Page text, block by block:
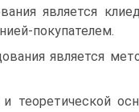
является
покупателем.
является
и теоретической